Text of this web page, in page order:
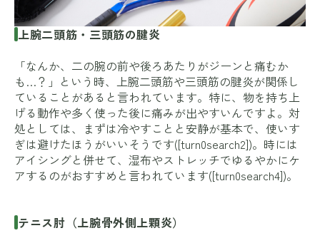
上腕二頭筋・三頭筋の腱炎
「なんか、二の腕の前や後ろあたりがジーンと痛むか
も…？」という時、上腕二頭筋や三頭筋の腱炎が関係し
ていることがあると言われています。特に、物を持ち上
げる動作や多く使った後に痛みが出やすいんですよ。対
処としては、まずは冷やすことと安静が基本で、使いす
ぎは避けたほうがいいそうです([turn0search2])。時には
アイシングと併せて、湿布やストレッチでゆるやかにケ
アするのがおすすめと言われています([turn0search4])。
テニス肘（上腕骨外側上顆炎）